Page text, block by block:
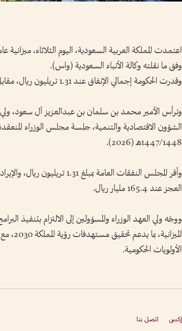
وفق ما نقلته وكالة الأنباء السعودية (واس).
وقدرت الحكومة إجمالي الإنفاق عند 1.31 تريليون ريال، مقابل إيرادات متوقعة بنحو 1.15 تريليون ريال.
وترأس الأمير محمد بن سلمان بن عبدالعزيز آل سعود،
الشؤون الاقتصادية والتنمية، جلسة مجلس الوزراء المنعقدة في
1447/1448هـ (2026).
العجز عند 165.4 مليار ريال.
ووجّه ولي العهد الوزراء والمسؤولين إلى الالتزام بتنفيذ
الأولويات الحكومية.
إكس
اتصل بنا